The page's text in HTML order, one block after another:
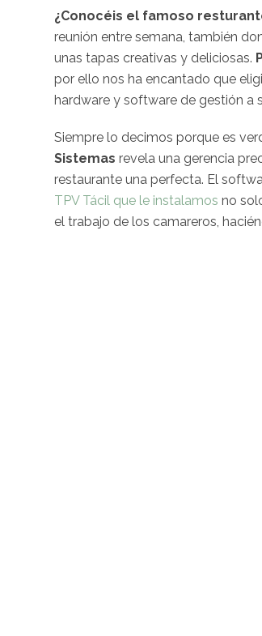
¿Conocéis el famoso
reunión entre semana, también
unas tapas creativas y deliciosas.
por ello nos ha encantado que
hardware y software de gestión a
Siempre lo decimos porque es
Sistemas revela una gerencia
restaurante una perfecta. El
TPV Tácil que le instalamos no
el trabajo de los camareros,